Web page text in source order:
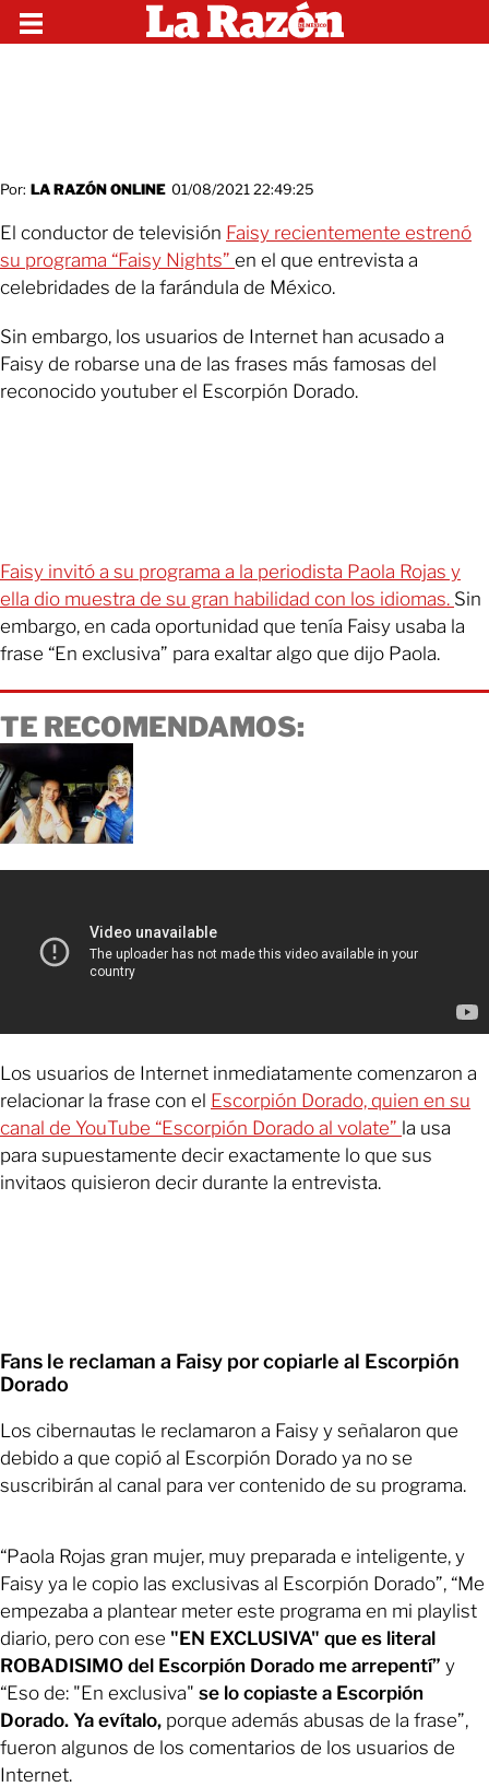
Por: LA RAZÓN ONLINE 01/08/2021 22:49:25
El conductor de televisión Faisy recientemente estrenó
su programa “Faisy Nights” en el que entrevista a
celebridades de la farándula de México.
Sin embargo, los usuarios de Internet han acusado a
Faisy de robarse una de las frases más famosas del
reconocido youtuber el Escorpión Dorado.
Faisy invitó a su programa a la periodista Paola Rojas y
ella dio muestra de su gran habilidad con los idiomas. Sin
embargo, en cada oportunidad que tenía Faisy usaba la
frase “En exclusiva” para exaltar algo que dijo Paola.
TE RECOMENDAMOS:
Los usuarios de Internet inmediatamente comenzaron a
relacionar la frase con el Escorpión Dorado, quien en su
canal de YouTube “Escorpión Dorado al volate” la usa
para supuestamente decir exactamente lo que sus
invitaos quisieron decir durante la entrevista.
Fans le reclaman a Faisy por copiarle al Escorpión
Dorado
Los cibernautas le reclamaron a Faisy y señalaron que
debido a que copió al Escorpión Dorado ya no se
suscribirán al canal para ver contenido de su programa.
“Paola Rojas gran mujer, muy preparada e inteligente, y
Faisy ya le copio las exclusivas al Escorpión Dorado”, “Me
empezaba a plantear meter este programa en mi playlist
diario, pero con ese "EN EXCLUSIVA" que es literal
ROBADISIMO del Escorpión Dorado me arrepentí” y
“Eso de: "En exclusiva" se lo copiaste a Escorpión
Dorado. Ya evítalo, porque además abusas de la frase”,
fueron algunos de los comentarios de los usuarios de
Internet.